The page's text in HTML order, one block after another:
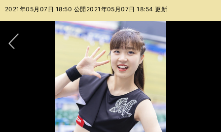
バ
2021年05月07日 18:50 公開 2021年05月07日 18:54 更新